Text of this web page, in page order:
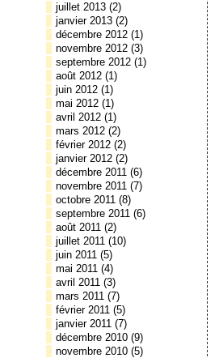
juillet 2013 (2)
janvier 2013 (2)
décembre 2012 (1)
novembre 2012 (3)
septembre 2012 (1)
août 2012 (1)
juin 2012 (1)
mai 2012 (1)
avril 2012 (1)
mars 2012 (2)
février 2012 (2)
janvier 2012 (2)
décembre 2011 (6)
novembre 2011 (7)
octobre 2011 (8)
septembre 2011 (6)
août 2011 (2)
juillet 2011 (10)
juin 2011 (5)
mai 2011 (4)
avril 2011 (3)
mars 2011 (7)
février 2011 (5)
janvier 2011 (7)
décembre 2010 (9)
novembre 2010 (5)